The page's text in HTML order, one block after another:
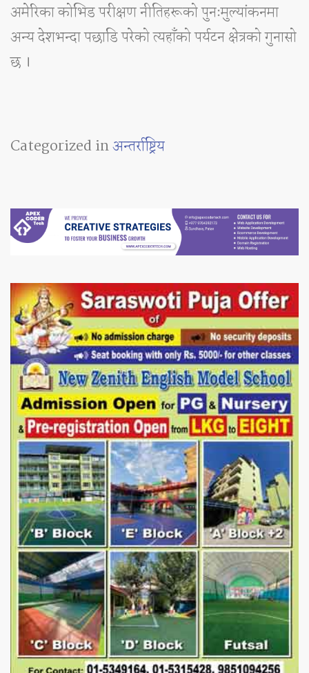
अमेरिका कोभिड परीक्षण नीतिहरूको पुनःमुल्यांकनमा
अन्य देशभन्दा पछाडि परेको त्यहाँको पर्यटन क्षेत्रको गुनासो
छ ।
Categorized inअन्तर्राष्ट्रिय